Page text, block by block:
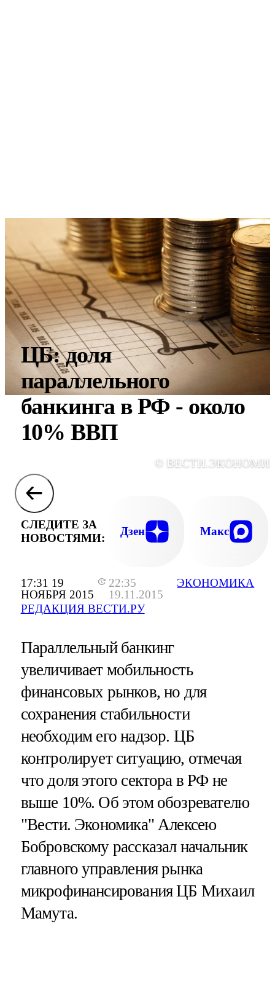
17:31 19
НОЯБРЯ 2015
22:35
19.11.2015
РЕДАКЦИЯ ВЕСТИ.РУ
ЭКОНОМИКА
ЦБ: доля
параллельного
банкинга в РФ - около
10% ВВП
©
СЛЕДИТЕ ЗА
НОВОСТЯМИ:
Дзен Макс
Параллельный банкинг
увеличивает мобильность
финансовых рынков, но для
сохранения стабильности
необходим его надзор. ЦБ
контролирует ситуацию, отмечая
что доля этого сектора в РФ не
выше 10%. Об этом обозревателю
"Вести. Экономика" Алексею
Бобровскому рассказал начальник
главного управления рынка
микрофинансирования ЦБ Михаил
Мамута.